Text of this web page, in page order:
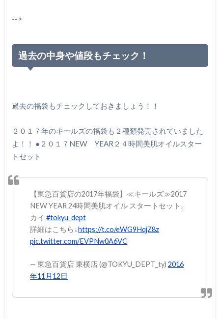
-->
過去の中身や値段もチェック！
過去の福袋もチェックしておきましょう！！
２０１７年のキールズの福袋も２種類発売されていました
よ！！ ●２０１７NEW YEAR２４時間美肌オイルスター
トセット
【東急百貨店の2017年福袋】≪キールズ≫2017
NEW YEAR 24時間美肌オイル スタートセット。
カイ#tokyu_dept
詳細はこちら↓https://t.co/eWG9HqjZ8z
pic.twitter.com/EVPNw0A6VC
— 東急百貨店 東横店 (@TOKYU_DEPT_ty)2016
年11月12日